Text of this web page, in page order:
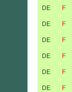
DE F
DE F
DE F
DE F
DE F
DE F